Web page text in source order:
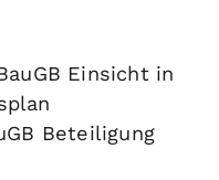
Einsicht in
Beteiligung